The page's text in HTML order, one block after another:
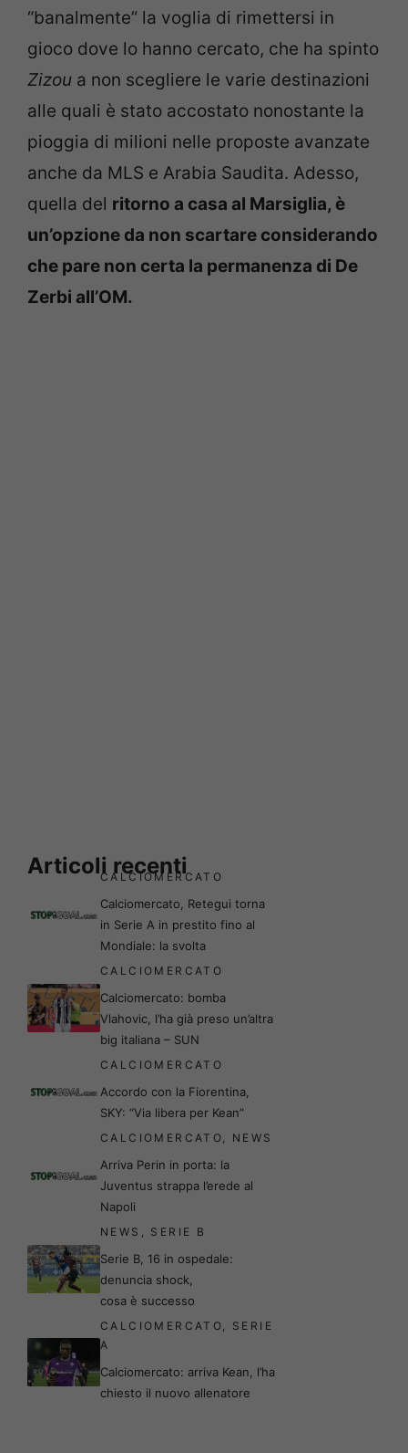
“banalmente” la voglia di rimettersi in
gioco dove lo hanno cercato, che ha spinto
Zizou a non scegliere le varie destinazioni
alle quali è stato accostato nonostante la
pioggia di milioni nelle proposte avanzate
anche da MLS e Arabia Saudita. Adesso,
quella del ritorno a casa al Marsiglia, è
un’opzione da non scartare considerando
che pare non certa la permanenza di De
Zerbi all’OM.
Articoli recenti
CALCIOMERCATO
Calciomercato, Retegui torna
in Serie A in prestito fino al
Mondiale: la svolta
CALCIOMERCATO
Calciomercato: bomba
Vlahovic, l’ha già preso un’altra
big italiana – SUN
CALCIOMERCATO
Accordo con la Fiorentina,
SKY: “Via libera per Kean”
CALCIOMERCATO NEWS
Arriva Perin in porta: la
Juventus strappa l’erede al
Napoli
NEWS SERIE B
Serie B, 16 in ospedale:
denuncia shock,
cosa è successo
CALCIOMERCATO
SERIE
A
Calciomercato: arriva Kean, l’ha
chiesto il nuovo allenatore